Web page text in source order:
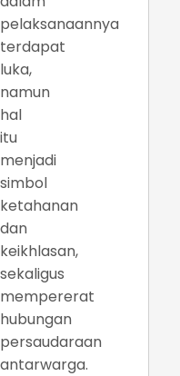
pelaksanaannya
terdapat
luka,
namun
hal
itu
menjadi
simbol
ketahanan
dan
keikhlasan,
sekaligus
mempererat
hubungan
persaudaraan
antarwarga.